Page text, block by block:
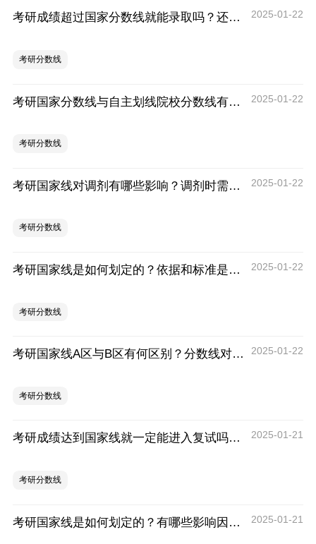
考研成绩超过国家分数线就能录取吗？还需注意哪些因素？ 2025-01-22
考研分数线
考研国家分数线与自主划线院校分数线有何不同 2025-01-22
考研分数线
考研国家线对调剂有哪些影响？调剂时需注意哪些事项？ 2025-01-22
考研分数线
考研国家线是如何划定的？依据和标准是什么？ 2025-01-22
考研分数线
考研国家线A区与B区有何区别？分数线对比！ 2025-01-22
考研分数线
考研成绩达到国家线就一定能进入复试吗？还有哪些要求？ 2025-01-21
考研分数线
考研国家线是如何划定的？有哪些影响因素？ 2025-01-21